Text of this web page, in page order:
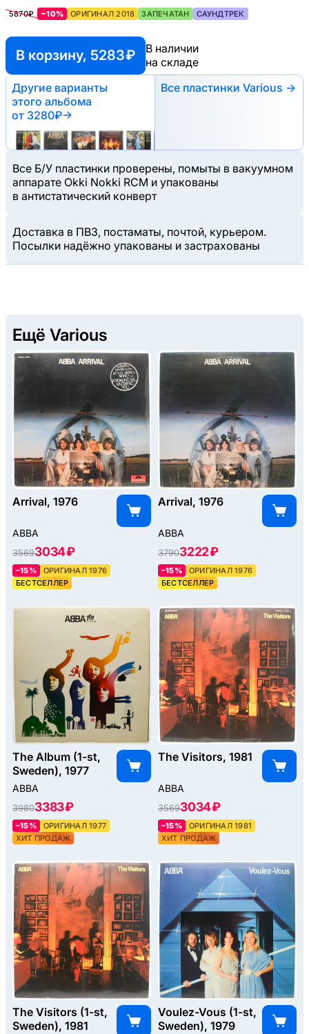
5870₽ −10% ОРИГИНАЛ 2018 ЗАПЕЧАТАН САУНДТРЕК
В корзину, 5283 ₽
В наличии
на складе
Другие варианты
этого альбома
от 3280₽→
Все пластинки Various →
Все Б/У пластинки проверены, помыты в вакуумном
аппарате Okki Nokki RCM и упакованы
в антистатический конверт
Доставка в ПВЗ, постаматы, почтой, курьером.
Посылки надёжно упакованы и застрахованы
Ещё Various
Arrival, 1976
ABBA
35693034 ₽
–15%
ОРИГИНАЛ 1976
БЕСТСЕЛЛЕР
Arrival, 1976
ABBA
37903222 ₽
–15%
ОРИГИНАЛ 1976
БЕСТСЕЛЛЕР
The Album (1-st,
Sweden), 1977
ABBA
39803383 ₽
–15%
ОРИГИНАЛ 1977
ХИТ ПРОДАЖ
The Visitors, 1981
ABBA
35693034 ₽
–15%
ОРИГИНАЛ 1981
ХИТ ПРОДАЖ
The Visitors (1-st,
Sweden), 1981
Voulez-Vous (1-st,
Sweden), 1979